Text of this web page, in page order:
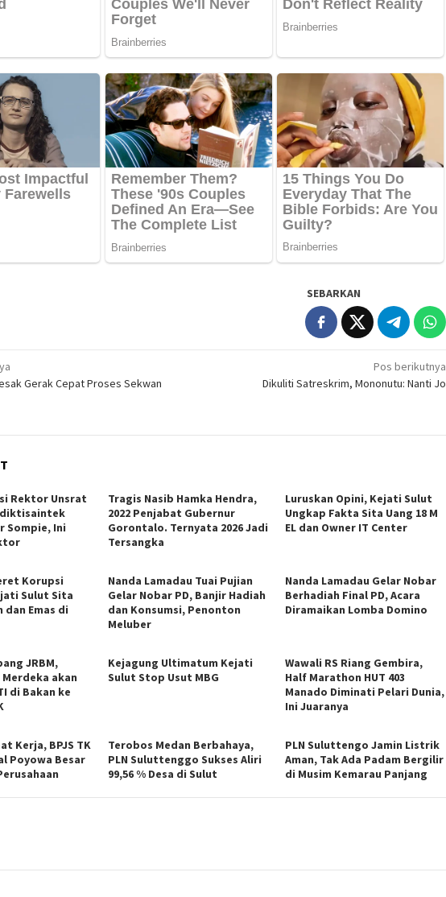
SEBARKAN
Gerak Cepat Proses Sekwan
Pos berikutnya
Dikuliti Satreskrim, Mononutu: Nanti Jo
Rektor Unsrat
Sompie, Ini
Tragis Nasib Hamka Hendra,
2022 Penjabat Gubernur
Gorontalo. Ternyata 2026 Jadi
Tersangka
Luruskan Opini, Kejati Sulut
Ungkap Fakta Sita Uang 18 M
EL dan Owner IT Center
Korupsi
Sulut Sita
dan Emas di
Nanda Lamadau Tuai Pujian
Gelar Nobar PD, Banjir Hadiah
dan Konsumsi, Penonton
Meluber
Nanda Lamadau Gelar Nobar
Berhadiah Final PD, Acara
Diramaikan Lomba Domino
JRBM,
Merdeka akan
di Bakan ke
Kejagung Ultimatum Kejati
Sulut Stop Usut MBG
Wawali RS Riang Gembira,
Half Marathon HUT 403
Manado Diminati Pelari Dunia,
Ini Juaranya
Kerja, BPJS TK
Poyowa Besar
Terobos Medan Berbahaya,
PLN Suluttenggo Sukses Aliri
99,56 % Desa di Sulut
PLN Suluttengo Jamin Listrik
Aman, Tak Ada Padam Bergilir
di Musim Kemarau Panjang